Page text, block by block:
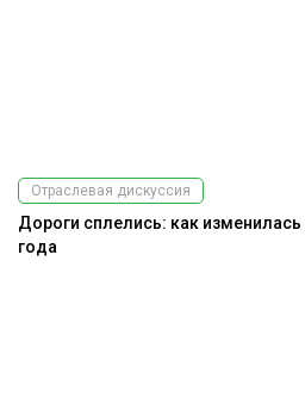
Отраслевая дискуссия
Дороги сплелись: как
года